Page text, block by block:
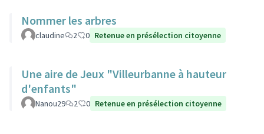
Nommer les arbres
claudine 2 0 Retenue en présélection citoyenne
Une aire de Jeux "Villeurbanne à hauteur
d'enfants"
Nanou29 2 0 Retenue en présélection citoyenne